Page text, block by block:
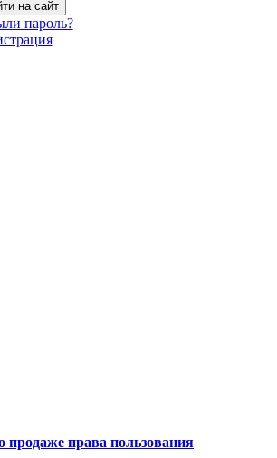
пароль?
продаже права пользования